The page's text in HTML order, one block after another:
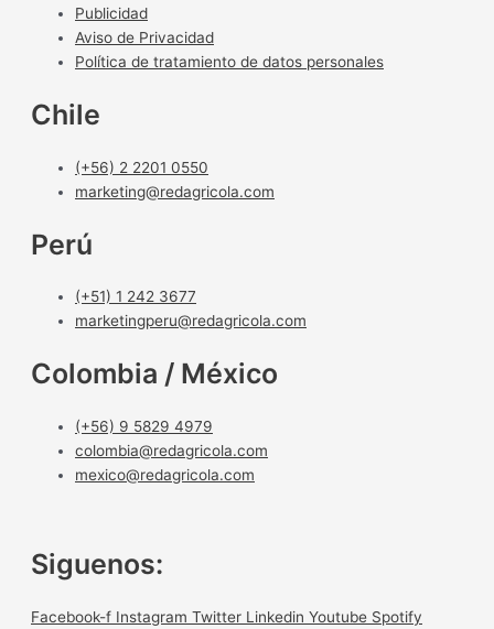
Publicidad
Aviso de Privacidad
Política de tratamiento de datos personales
Chile
(+56) 2 2201 0550
marketing@redagricola.com
Perú
(+51) 1 242 3677
marketingperu@redagricola.com
Colombia / México
(+56) 9 5829 4979
colombia@redagricola.com
mexico@redagricola.com
Siguenos:
Facebook-f Instagram Twitter Linkedin Youtube Spotify